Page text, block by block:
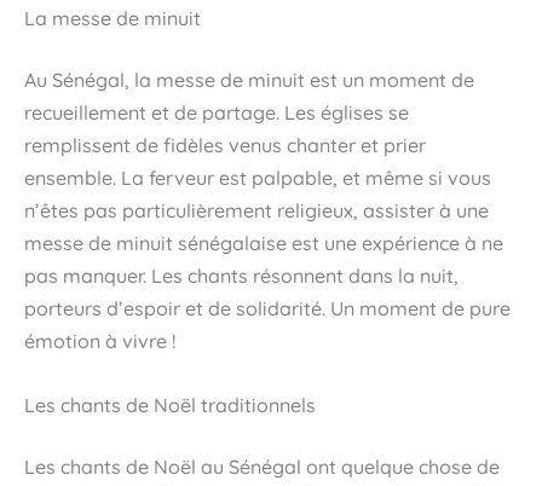
La messe de minuit
Au Sénégal, la messe de minuit est un moment de
recueillement et de partage. Les églises se
remplissent de fidèles venus chanter et prier
ensemble. La ferveur est palpable, et même si vous
n’êtes pas particulièrement religieux, assister à une
messe de minuit sénégalaise est une expérience à ne
pas manquer. Les chants résonnent dans la nuit,
porteurs d’espoir et de solidarité. Un moment de pure
émotion à vivre !
Les chants de Noël traditionnels
Les chants de Noël au Sénégal ont quelque chose de